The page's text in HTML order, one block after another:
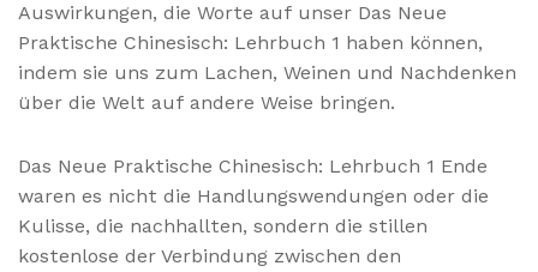
Auswirkungen, die Worte auf unser Das Neue
Praktische Chinesisch: Lehrbuch 1 haben können,
indem sie uns zum Lachen, Weinen und Nachdenken
über die Welt auf andere Weise bringen.
Das Neue Praktische Chinesisch: Lehrbuch 1 Ende
waren es nicht die Handlungswendungen oder die
Kulisse, die nachhallten, sondern die stillen
kostenlose der Verbindung zwischen den